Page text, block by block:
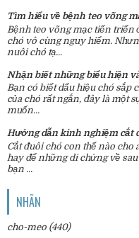
Tìm hiểu về bệnh teo võng
Bệnh teo võng mạc tiến triển
chó vô cùng nguy hiểm.
nuôi chó tạ...
Nhận biết những biểu hiện
Bạn có biết dấu hiệu chó sắp
của chó rất ngắn, đây là một
muốn...
Hướng dẫn kinh nghiệm cắt
Cắt đuôi chó con thế nào cho
hay để những di chứng về
bạn ...
NHÃN
cho-meo (440)